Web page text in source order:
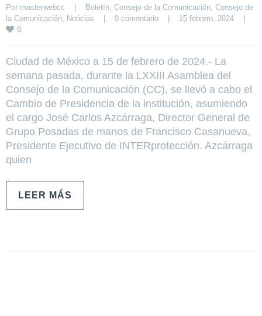
Por masterwebcc | Boletín Consejo de la Comunicación Consejo de
la Comunicación Noticias | 0 comentario | 15 febrero, 2024 |
0
Ciudad de México a 15 de febrero de 2024.- La
semana pasada, durante la LXXIII Asamblea del
Consejo de la Comunicación (CC), se llevó a cabo el
Cambio de Presidencia de la institución, asumiendo
el cargo José Carlos Azcárraga, Director General de
Grupo Posadas de manos de Francisco Casanueva,
Presidente Ejecutivo de INTERprotección. Azcárraga
quien
LEER MÁS